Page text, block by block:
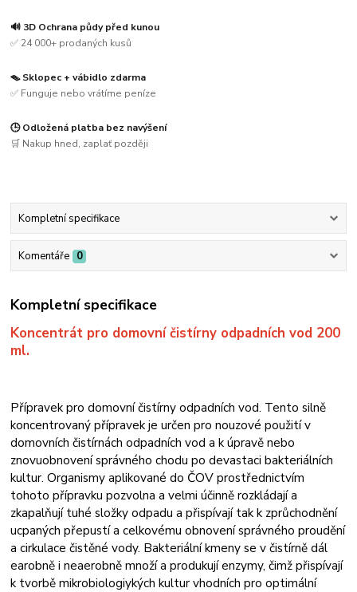
🔊 3D Ochrana půdy před kunou
✅ 24 000+ prodaných kusů
🪤 Sklopec + vábidlo zdarma
✅ Funguje nebo vrátíme peníze
🕒 Odložená platba bez navýšení
🛒 Nakup hned, zaplať později
Kompletní specifikace
Komentáře 0
Kompletní specifikace
Koncentrát pro domovní čistírny odpadních vod 200
ml.
Přípravek pro domovní čistírny odpadních vod. Tento silně
koncentrovaný přípravek je určen pro nouzové použití v
domovních čistírnách odpadních vod a k úpravě nebo
znovuobnovení správného chodu po devastaci bakteriálních
kultur. Organismy aplikované do ČOV prostřednictvím
tohoto přípravku pozvolna a velmi účinně rozkládají a
zkapalňují tuhé složky odpadu a přispívají tak k zprůchodnění
ucpaných přepustí a celkovému obnovení správného proudění
a cirkulace čistěné vody. Bakteriální kmeny se v čistírně dál
earobně i neaerobně množí a produkují enzymy, čimž přispívají
k tvorbě mikrobiologiykých kultur vhodních pro optimální